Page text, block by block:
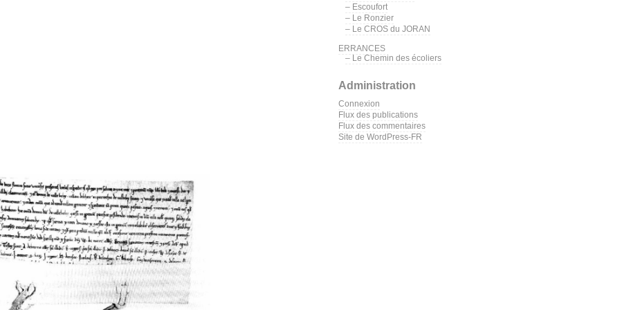
– Escoufort
– Le Ronzier
– Le CROS du JORAN
ERRANCES
– Le Chemin des écoliers
Administration
Connexion
Flux des publications
Flux des commentaires
Site de WordPress-FR